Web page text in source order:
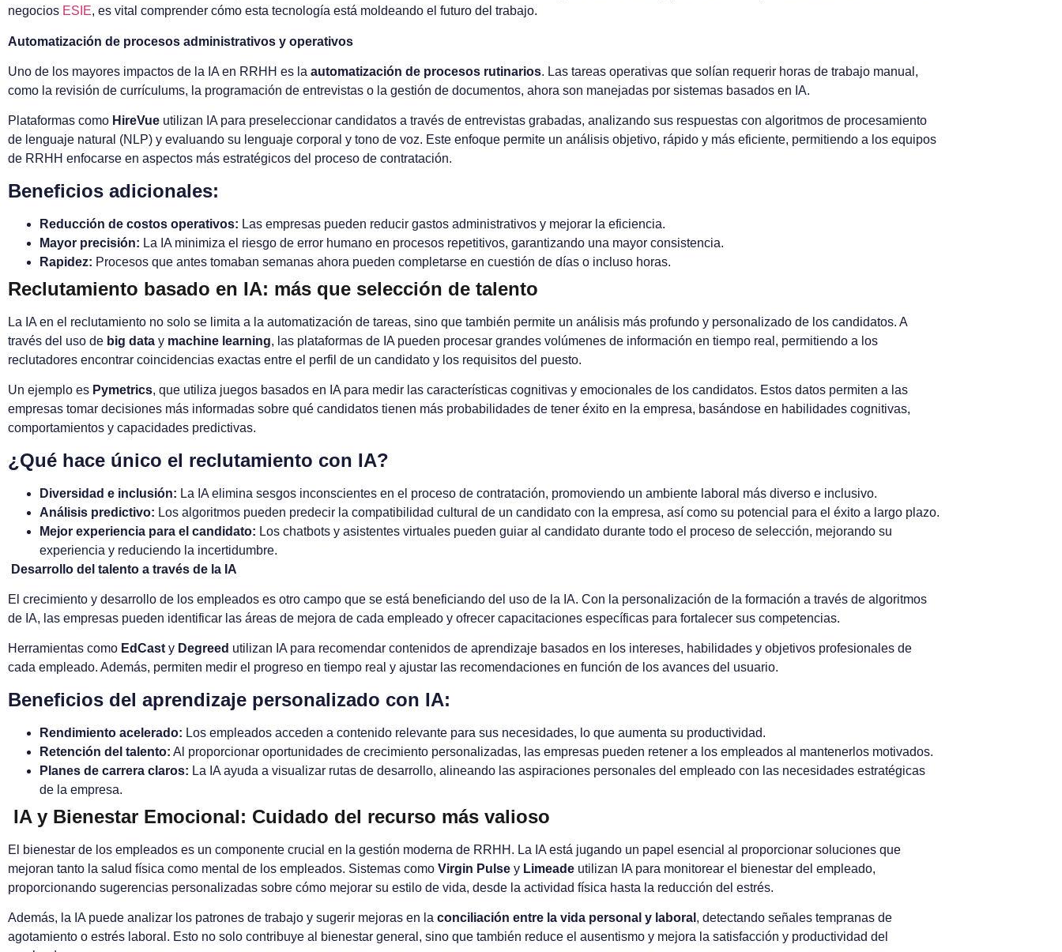
negocios ESIE, es vital comprender cómo esta tecnología está moldeando el futuro del trabajo.
Automatización de procesos administrativos y operativos
Uno de los mayores impactos de la IA en RRHH es la automatización de procesos rutinarios. Las tareas operativas que solían requerir horas de trabajo manual,
como la revisión de currículums, la programación de entrevistas o la gestión de documentos, ahora son manejadas por sistemas basados en IA.
Plataformas como HireVue utilizan IA para preseleccionar candidatos a través de entrevistas grabadas, analizando sus respuestas con algoritmos de procesamiento
de lenguaje natural (NLP) y evaluando su lenguaje corporal y tono de voz. Este enfoque permite un análisis objetivo, rápido y más eficiente, permitiendo a los equipos
de RRHH enfocarse en aspectos más estratégicos del proceso de contratación.
Beneficios adicionales:
Reducción de costos operativos: Las empresas pueden reducir gastos administrativos y mejorar la eficiencia.
Mayor precisión: La IA minimiza el riesgo de error humano en procesos repetitivos, garantizando una mayor consistencia.
Rapidez: Procesos que antes tomaban semanas ahora pueden completarse en cuestión de días o incluso horas.
Reclutamiento basado en IA: más que selección de talento
La IA en el reclutamiento no solo se limita a la automatización de tareas, sino que también permite un análisis más profundo y personalizado de los candidatos. A
través del uso de big data y machine learning, las plataformas de IA pueden procesar grandes volúmenes de información en tiempo real, permitiendo a los
reclutadores encontrar coincidencias exactas entre el perfil de un candidato y los requisitos del puesto.
Un ejemplo es Pymetrics, que utiliza juegos basados en IA para medir las características cognitivas y emocionales de los candidatos. Estos datos permiten a las
empresas tomar decisiones más informadas sobre qué candidatos tienen más probabilidades de tener éxito en la empresa, basándose en habilidades cognitivas,
comportamientos y capacidades predictivas.
¿Qué hace único el reclutamiento con IA?
Diversidad e inclusión: La IA elimina sesgos inconscientes en el proceso de contratación, promoviendo un ambiente laboral más diverso e inclusivo.
Análisis predictivo: Los algoritmos pueden predecir la compatibilidad cultural de un candidato con la empresa, así como su potencial para el éxito a largo plazo.
Mejor experiencia para el candidato: Los chatbots y asistentes virtuales pueden guiar al candidato durante todo el proceso de selección, mejorando su
experiencia y reduciendo la incertidumbre.
Desarrollo del talento a través de la IA
El crecimiento y desarrollo de los empleados es otro campo que se está beneficiando del uso de la IA. Con la personalización de la formación a través de algoritmos
de IA, las empresas pueden identificar las áreas de mejora de cada empleado y ofrecer capacitaciones específicas para fortalecer sus competencias.
Herramientas como EdCast y Degreed utilizan IA para recomendar contenidos de aprendizaje basados en los intereses, habilidades y objetivos profesionales de
cada empleado. Además, permiten medir el progreso en tiempo real y ajustar las recomendaciones en función de los avances del usuario.
Beneficios del aprendizaje personalizado con IA:
Rendimiento acelerado: Los empleados acceden a contenido relevante para sus necesidades, lo que aumenta su productividad.
Retención del talento: Al proporcionar oportunidades de crecimiento personalizadas, las empresas pueden retener a los empleados al mantenerlos motivados.
Planes de carrera claros: La IA ayuda a visualizar rutas de desarrollo, alineando las aspiraciones personales del empleado con las necesidades estratégicas
de la empresa.
IA y Bienestar Emocional: Cuidado del recurso más valioso
El bienestar de los empleados es un componente crucial en la gestión moderna de RRHH. La IA está jugando un papel esencial al proporcionar soluciones que
mejoran tanto la salud física como mental de los empleados. Sistemas como Virgin Pulse y Limeade utilizan IA para monitorear el bienestar del empleado,
proporcionando sugerencias personalizadas sobre cómo mejorar su estilo de vida, desde la actividad física hasta la reducción del estrés.
Además, la IA puede analizar los patrones de trabajo y sugerir mejoras en la conciliación entre la vida personal y laboral , detectando señales tempranas de
agotamiento o estrés laboral. Esto no solo contribuye al bienestar general, sino que también reduce el ausentismo y mejora la satisfacción y productividad del